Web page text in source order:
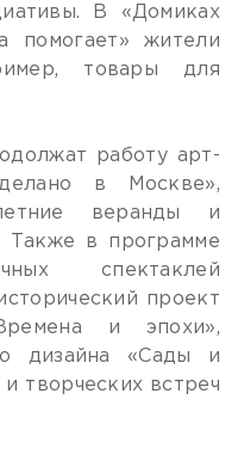
В «Домиках
помогает» жители
товары для
работу арт-
в Москве»,
веранды и
Также в программе
спектаклей
проект
и эпохи»,
дизайна «Сады и
творческих встреч